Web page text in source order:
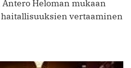
Heloman mukaan
vertaaminen